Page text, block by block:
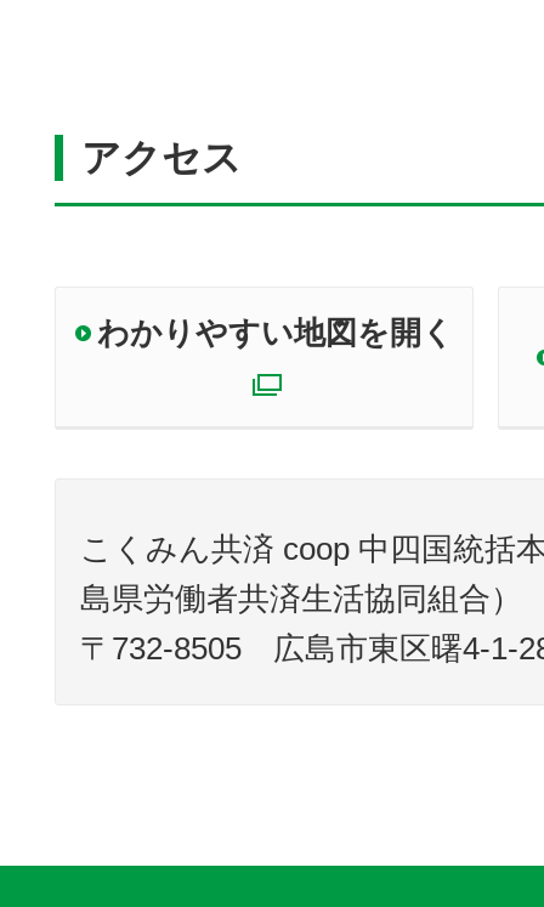
アクセス
わかりやすい地図を開く
こくみん共済 coop 中四国統括
島県労働者共済生活協同組合）
〒732-8505 広島市東区曙4-1-